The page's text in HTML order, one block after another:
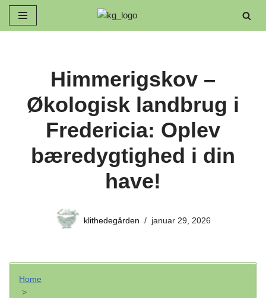
Spring
Himmerigskov –
Økologisk landbrug i
Fredericia: Oplev
bæredygtighed i din
have!
klithedegården januar 29, 2026
Home
>